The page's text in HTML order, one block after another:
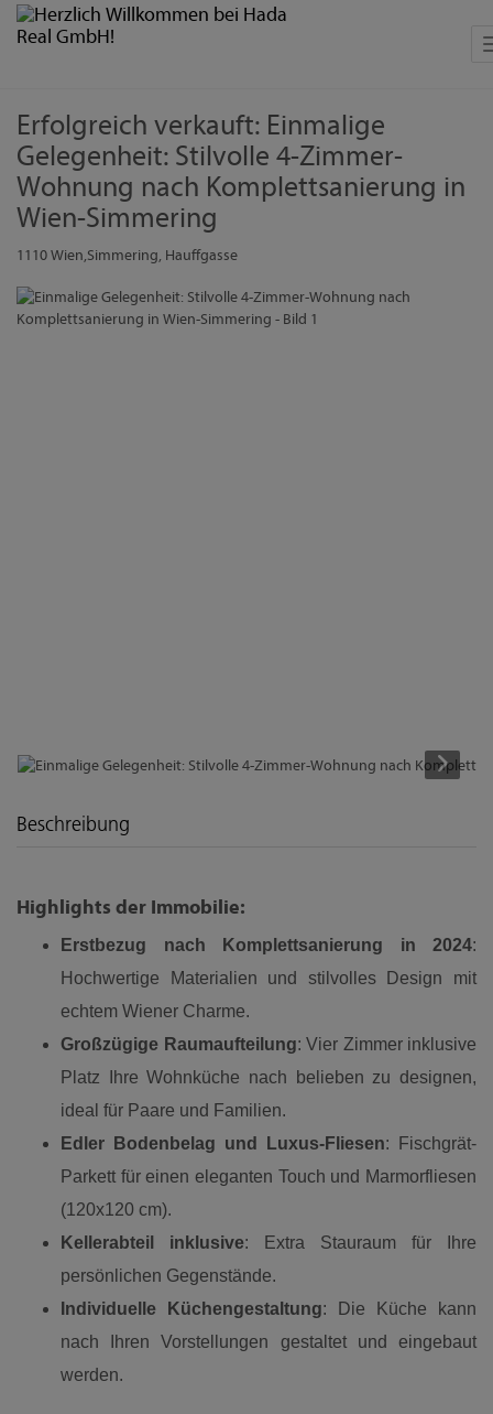
Erfolgreich verkauft: Einmalige
Gelegenheit: Stilvolle 4-Zimmer-
Wohnung nach Komplettsanierung in
Wien-Simmering
1110 Wien,Simmering, Hauffgasse
Beschreibung
Highlights der Immobilie:
Erstbezug nach Komplettsanierung in 2024:
Hochwertige Materialien und stilvolles Design mit
echtem Wiener Charme.
Großzügige Raumaufteilung: Vier Zimmer inklusive
Platz Ihre Wohnküche nach belieben zu designen,
ideal für Paare und Familien.
Edler Bodenbelag und Luxus-Fliesen: Fischgrät-
Parkett für einen eleganten Touch und Marmorfliesen
(120x120 cm).
Kellerabteil inklusive: Extra Stauraum für Ihre
persönlichen Gegenstände.
Individuelle Küchengestaltung: Die Küche kann
nach Ihren Vorstellungen gestaltet und eingebaut
werden.